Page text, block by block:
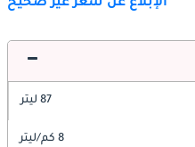
الإبلاغ عن سعر غير صحيح
87 ليتر
8 كم/ليتر